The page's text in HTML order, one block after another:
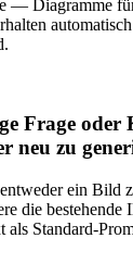
— Diagramme
Frage oder
neu zu
ein Bild
die
als Standard-